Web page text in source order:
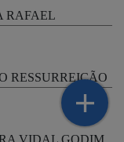
RAFAEL
RESSURREIÇÃO